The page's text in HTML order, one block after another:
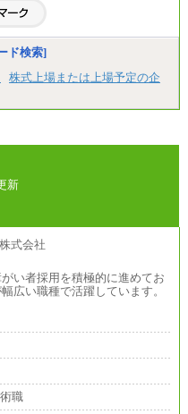
円～
ド検索]
株式上場または上場予定の企
新
い者採用を積極的に進めてお
広い職種で活躍しています。
職